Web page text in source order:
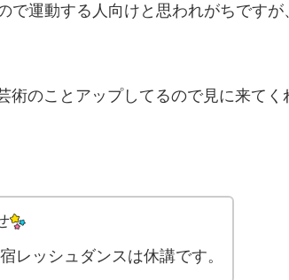
で運動する人向けと思われがちです
術のことアップしてるので見に来てく
レッシュダンスは休講です。